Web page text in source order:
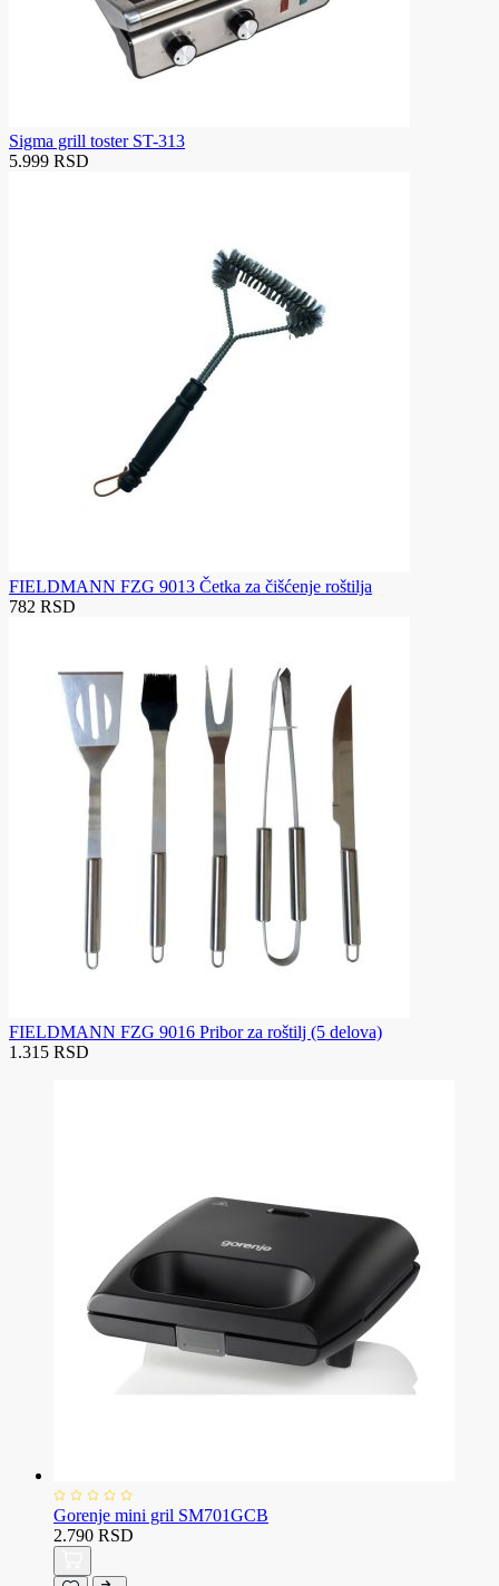
Sigma grill toster ST-313
5.999 RSD
FIELDMANN FZG 9013 Četka za čišćenje roštilja
782 RSD
FIELDMANN FZG 9016 Pribor za roštilj (5 delova)
1.315 RSD
Gorenje mini gril SM701GCB
2.790 RSD